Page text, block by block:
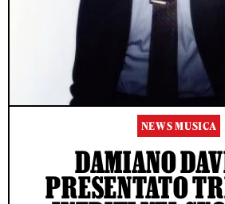
NEWS MUSICA
DAMIANO
PRESENTATO